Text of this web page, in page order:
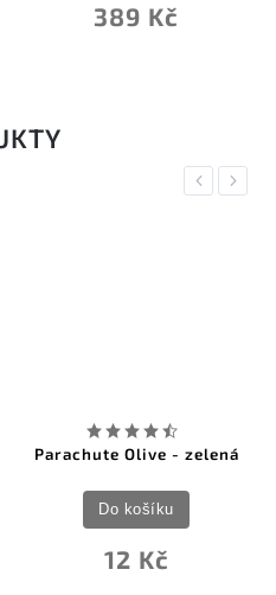
389 Kč
Previous
Parachute Olive - zelená
12 Kč
Do košíku
Next